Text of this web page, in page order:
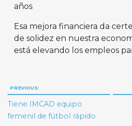
años
Esa mejora financiera da
de solidez en nuestra
está elevando los empleos
Navegación
de
entradas
PREVIOUS:
Tiene IMCAD equipo
femenil de fútbol rápido